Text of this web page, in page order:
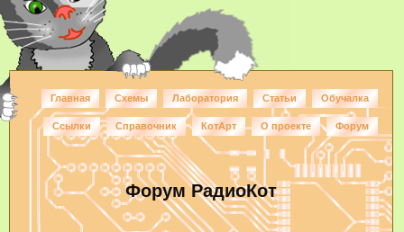
Главная Схемы Лаборатория Статьи Обучалка
Ссылки Справочник КотАрт О проекте Форум
Форум РадиоКот